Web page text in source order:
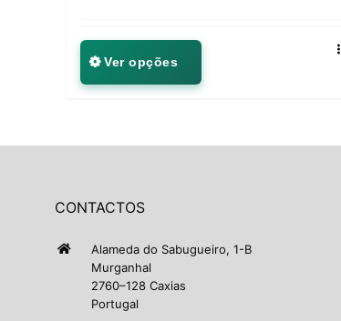
Ver opções
CONTACTOS
Alameda do Sabugueiro, 1-B
Murganhal
2760–128 Caxias
Portugal